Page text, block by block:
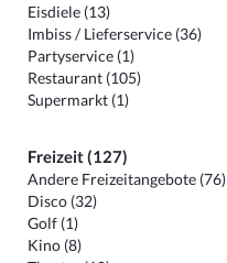
Eisdiele (13)
Imbiss / Lieferservice (36)
Partyservice (1)
Restaurant (105)
Supermarkt (1)
Freizeit (127)
Andere Freizeitangebote (76)
Disco (32)
Golf (1)
Kino (8)